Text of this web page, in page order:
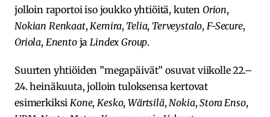
jolloin raportoi iso joukko yhtiöitä, kuten Orion,
Nokian Renkaat, Kemira, Telia, Terveystalo, F-Secure,
Oriola, Enento ja Lindex Group.
Suurten yhtiöiden ”megapäivät” osuvat viikolle 22.–
24. heinäkuuta, jolloin tuloksensa kertovat
esimerkiksi Kone, Kesko,Wärtsilä, Nokia,Stora Enso,